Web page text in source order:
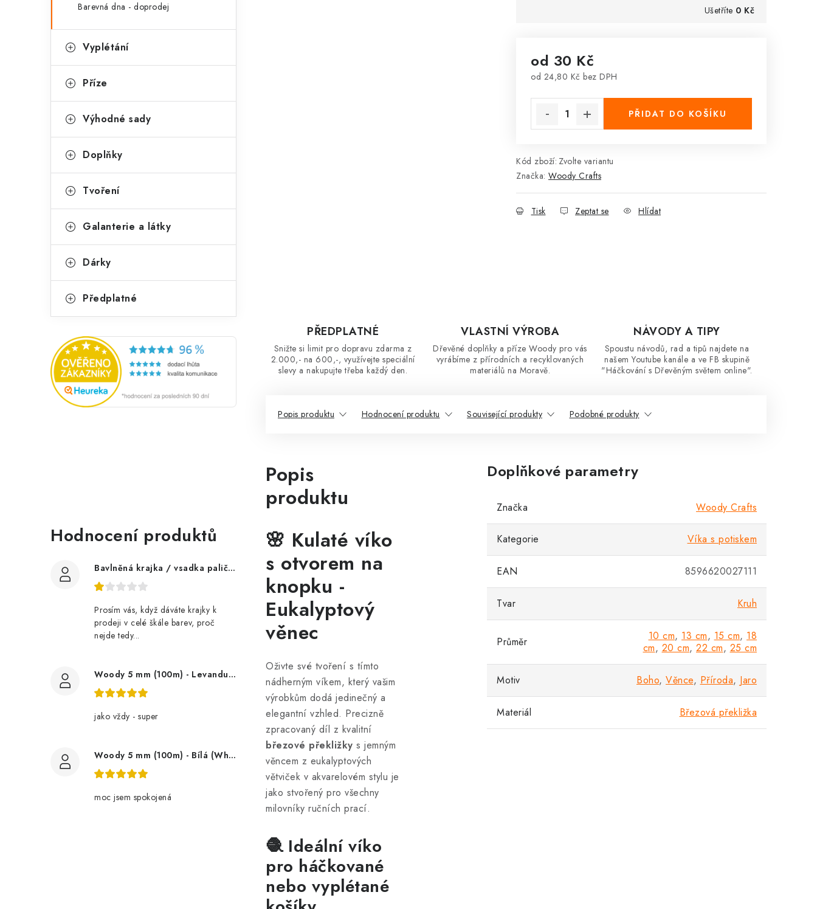
Barevná dna - doprodej
Vyplétání
Příze
Výhodné sady
Doplňky
Tvoření
Galanterie a látky
Dárky
Předplatné
Hodnocení produktů
Bavlněná krajka / vsadka paličkovaná šíře 60 mm
Prosím vás, když dáváte krajky k
prodeji v celé škále barev, proč
nejde tedy...
Woody 5 mm (100m) - Levandule (Lavender)
jako vždy - super
Woody 5 mm (100m) - Bílá (White)
moc jsem spokojená
Ušetříte 0 Kč
od 30 Kč
od 24,80 Kč bez DPH
PŘIDAT DO KOŠÍKU
Kód zboží: Zvolte variantu
Značka: Woody Crafts
Tisk Zeptat se Hlídat
PŘEDPLATNÉ
Snižte si limit pro dopravu zdarma z
2.000,- na 600,-, využívejte speciální
slevy a nakupujte třeba každý den.
VLASTNÍ VÝROBA
Dřevěné doplňky a příze Woody pro vás
vyrábíme z přírodních a recyklovaných
materiálů na Moravě.
NÁVODY A TIPY
Spoustu návodů, rad a tipů najdete na
našem Youtube kanále a ve FB skupině
"Háčkování s Dřevěným světem online".
Popis produktu Hodnocení produktu Související produkty Podobné produkty
Popis
produktu
🌸 Kulaté víko
s otvorem na
knopku -
Eukalyptový
věnec
Oživte své tvoření s tímto
nádherným víkem, který vašim
výrobkům dodá jedinečný a
elegantní vzhled. Precizně
zpracovaný díl z kvalitní
březové překližky s jemným
věncem z eukalyptových
větviček v akvarelovém stylu je
jako stvořený pro všechny
milovníky ručních prací.
🧶 Ideální víko
pro háčkované
nebo vyplétané
Doplňkové parametry
Značka Woody Crafts
Kategorie Víka s potiskem
EAN 8596620027111
Tvar Kruh
Průměr 10 cm, 13 cm, 15 cm, 18
cm, 20 cm, 22 cm, 25 cm
Motiv Boho, Věnce, Příroda, Jaro
Materiál Březová překližka